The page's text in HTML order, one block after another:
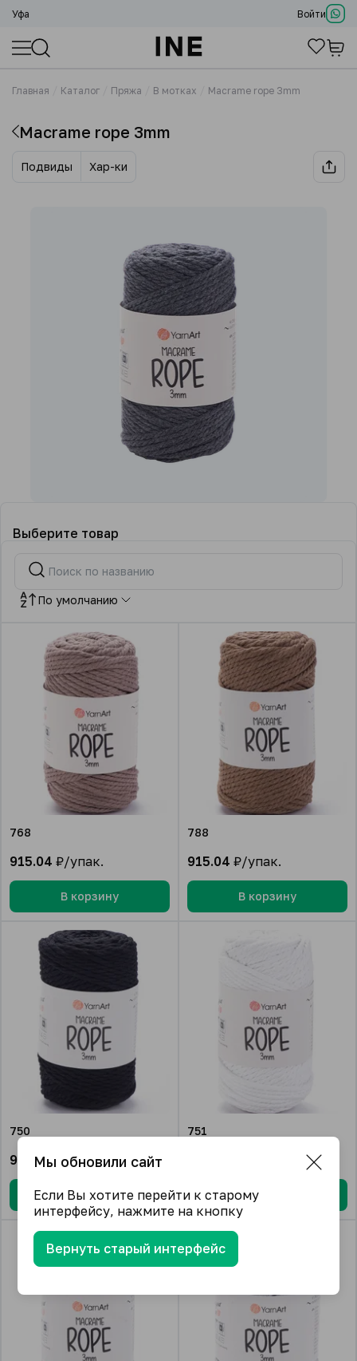
Уфа Войти
Главная Каталог Пряжа В мотках Macrame rope 3mm
Macrame rope 3mm
Подвиды Хар-ки
Выберите товар
По умолчанию
768
915.04 ₽/упак.
В корзину
788
915.04 ₽/упак.
В корзину
750
915.04 ₽/упак.
В корзину
751
В корзину
Мы обновили сайт
Если Вы хотите перейти к старому
интерфейсу, нажмите на кнопку
Вернуть старый интерфейс